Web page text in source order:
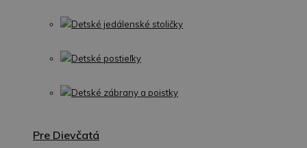
Detské jedálenské stoličky
Detské postieľky
Detské zábrany a poistky
Pre Dievčatá